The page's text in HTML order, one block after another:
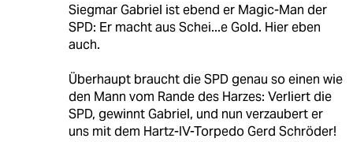
Siegmar Gabriel ist ebend er Magic-Man der
SPD: Er macht aus Schei...e Gold. Hier eben
auch.
Überhaupt braucht die SPD genau so einen wie
den Mann vom Rande des Harzes: Verliert die
SPD, gewinnt Gabriel, und nun verzaubert er
uns mit dem Hartz-IV-Torpedo Gerd Schröder!